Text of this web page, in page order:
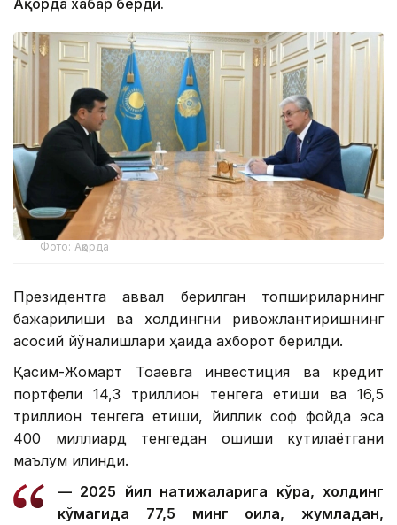
Ақорда хабар берди.
Фото: Ақорда
Президентга аввал берилган топшириқларнинг
бажарилиши ва холдингни ривожлантиришнинг
асосий йўналишлари ҳақида ахборот берилди.
Қасим-Жомарт Тоқаевга инвестиция ва кредит
портфели 14,3 триллион тенгега етиши ва 16,5
триллион тенгега етиши, йиллик соф фойда эса
400 миллиард тенгедан ошиши кутилаётгани
маълум қилинди.
— 2025 йил натижаларига кўра, холдинг
кўмагида 77,5 минг оила, жумладан,